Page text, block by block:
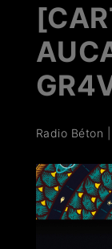
Radio Béton